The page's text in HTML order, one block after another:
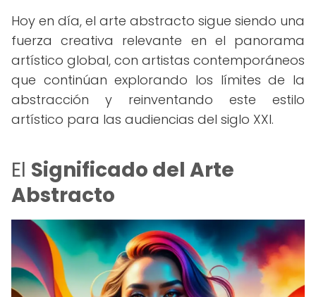
Hoy en día, el arte abstracto sigue siendo una
fuerza creativa relevante en el panorama
artístico global, con artistas contemporáneos
que continúan explorando los límites de la
abstracción y reinventando este estilo
artístico para las audiencias del siglo XXI.
El Significado del Arte
Abstracto